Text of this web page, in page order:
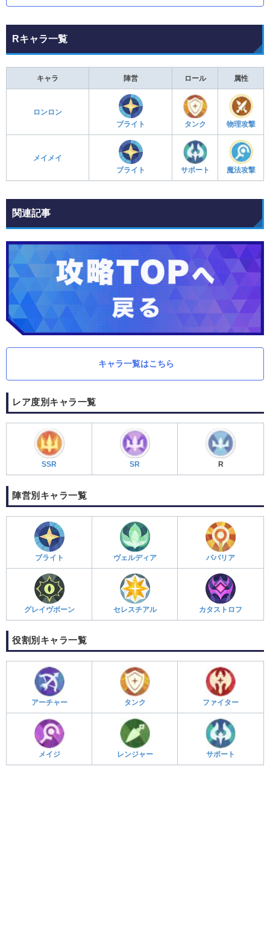
Rキャラ一覧
キャラ 陣営 ロール 属性
ロンロン
ブライト
タンク 物理攻撃
メイメイ
ブライト
サポート 魔法攻撃
関連記事
キャラ一覧はこちら
レア度別キャラ一覧
SSR SR R
陣営別キャラ一覧
ブライト ヴェルディア ババリア
グレイヴボーン セレスチアル カタストロフ
役割別キャラ一覧
アーチャー タンク ファイター
メイジ レンジャー サポート